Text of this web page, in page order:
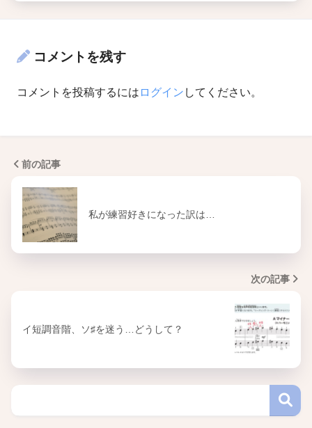
コメントを残す
コメントを投稿するには ログイン してください。
前の記事
私が練習好きになった訳は…
次の記事
イ短調音階、ソ♯を迷う…どうして？